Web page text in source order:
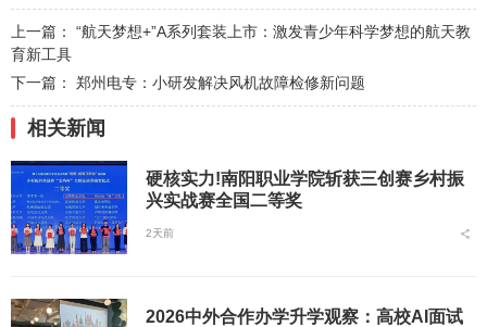
上一篇： “航天梦想+”A系列套装上市：激发青少年科学梦想的航天教
育新工具
下一篇： 郑州电专：小研发解决风机故障检修新问题
相关新闻
硬核实力!南阳职业学院斩获三创赛乡村振
兴实战赛全国二等奖
2天前
2026中外合作办学升学观察：高校AI面试